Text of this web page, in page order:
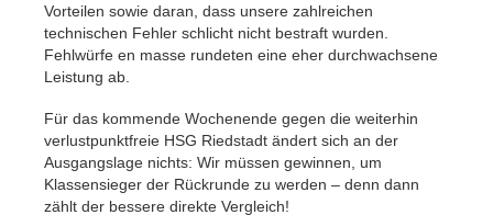
Vorteilen sowie daran, dass unsere zahlreichen
technischen Fehler schlicht nicht bestraft wurden.
Fehlwürfe en masse rundeten eine eher durchwachsene
Leistung ab.
Für das kommende Wochenende gegen die weiterhin
verlustpunktfreie HSG Riedstadt ändert sich an der
Ausgangslage nichts: Wir müssen gewinnen, um
Klassensieger der Rückrunde zu werden – denn dann
zählt der bessere direkte Vergleich!